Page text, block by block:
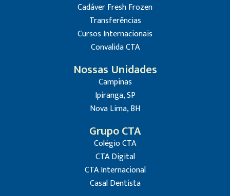
Cadáver Fresh Frozen
Transferências
Cursos Internacionais
Convalida CTA
Nossas Unidades
Campinas
Ipiranga, SP
Nova Lima, BH
Grupo CTA
Colégio CTA
CTA Digital
CTA Internacional
Casal Dentista